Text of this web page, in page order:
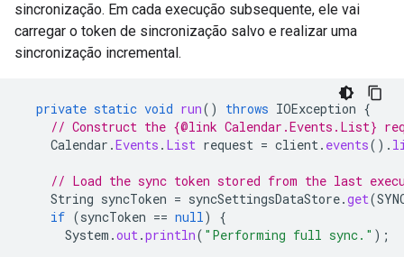
sincronização. Em cada execução subsequente, ele vai
carregar o token de sincronização salvo e realizar uma
sincronização incremental.
private static void run() throws IOException {
// Construct the {@link Calendar.Events.List}
Calendar .Events . List request = client. events().
// Load the sync token stored from the last
String syncToken = syncSettingsDataStore.get(
if (syncToken == null)
{
System .out.println( "Performing full sync." );